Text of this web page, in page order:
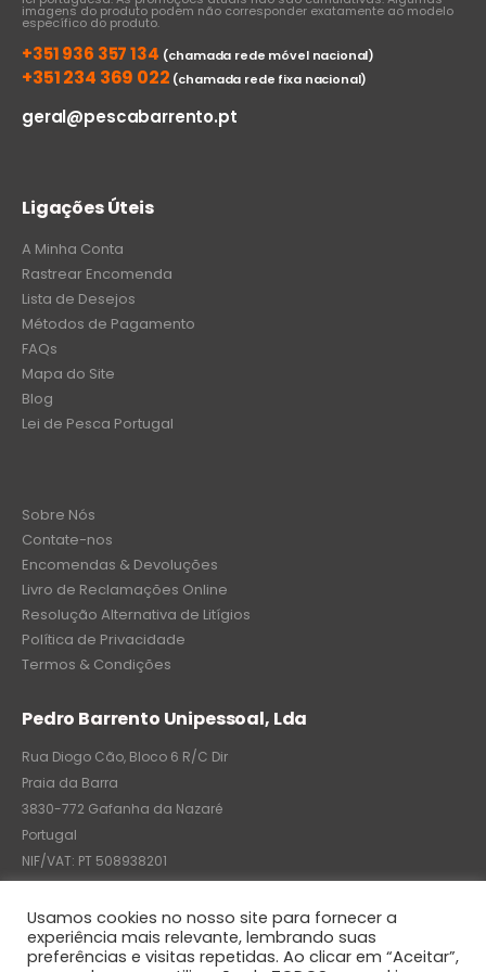
imagens do produto podem não corresponder exatamente ao modelo
específico do produto.
+351 936 357 134 (chamada rede móvel nacional)
+351 234 369 022 (chamada rede fixa nacional)
geral@pescabarrento.pt
Ligações Úteis
A Minha Conta
Rastrear Encomenda
Lista de Desejos
Métodos de Pagamento
FAQs
Mapa do Site
Blog
Lei de Pesca Portugal
Sobre Nós
Contate-nos
Encomendas & Devoluções
Livro de Reclamações Online
Resolução Alternativa de Litígios
Política de Privacidade
Termos & Condições
Pedro Barrento Unipessoal, Lda
Rua Diogo Cão, Bloco 6 R/C Dir
Praia da Barra
3830-772 Gafanha da Nazaré
Portugal
NIF/VAT: PT 508938201
C.R.C.: 7004-8522-6075
Usamos cookies no nosso site para fornecer a
experiência mais relevante, lembrando suas
preferências e visitas repetidas. Ao clicar em “Aceitar”,